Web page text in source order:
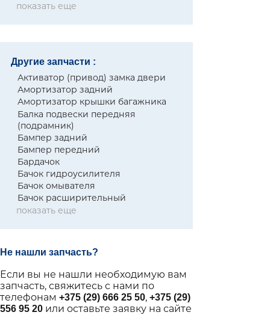
показать еще
Другие запчасти :
Активатор (привод) замка двери
Амортизатор задний
Амортизатор крышки багажника
Балка подвески передняя
(подрамник)
Бампер задний
Бампер передний
Бардачок
Бачок гидроусилителя
Бачок омывателя
Бачок расширительный
показать еще
Не нашли запчасть?
Если вы не нашли необходимую вам
запчасть, свяжитесь с нами по
телефонам +375 (29) 666 25 50, +375 (29)
556 95 20 или оставьте заявку на сайте